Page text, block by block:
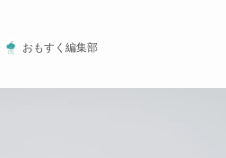
おもすく編集部